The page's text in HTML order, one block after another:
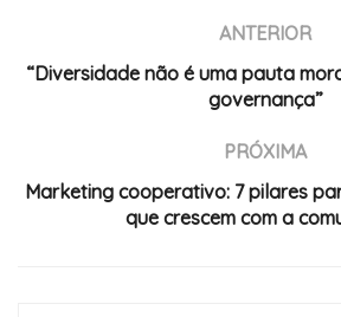
ANTERIOR
“Diversidade não é uma pauta
governança”
PRÓXIMA
Marketing cooperativo: 7 pilares
que crescem com a